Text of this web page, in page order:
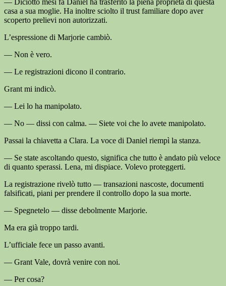
casa a sua moglie. Ha inoltre sciolto il trust familiare dopo aver
scoperto prelievi non autorizzati.
L’espressione di Marjorie cambiò.
— Non è vero.
— Le registrazioni dicono il contrario.
Grant mi indicò.
— Lei lo ha manipolato.
— No — dissi con calma. — Siete voi che lo avete manipolato.
Passai la chiavetta a Clara. La voce di Daniel riempì la stanza.
— Se state ascoltando questo, significa che tutto è andato più veloce
di quanto sperassi. Lena, mi dispiace. Volevo proteggerti.
La registrazione rivelò tutto — transazioni nascoste, documenti
falsificati, piani per prendere il controllo dopo la sua morte.
— Spegnetelo — disse debolmente Marjorie.
Ma era già troppo tardi.
L’ufficiale fece un passo avanti.
— Grant Vale, dovrà venire con noi.
— Per cosa?